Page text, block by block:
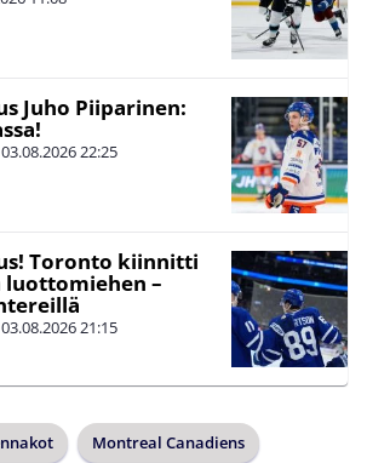
Juho Piiparinen:
03.08.202622:25
Toronto kiinnitti
luottomiehen –
03.08.202621:15
Montreal Canadiens